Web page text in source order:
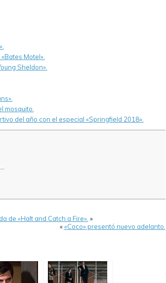
Motel».
Sheldon».
mosquito.
del año con el especial «Springfield 2018».
de «Halt and Catch a Fire». »
««Coco» presentó nuevo adelanto.